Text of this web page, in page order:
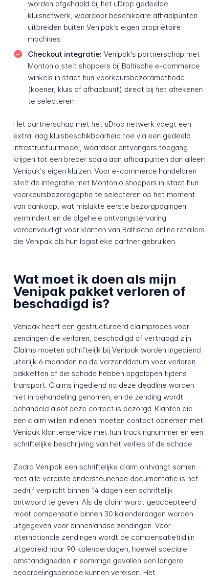
worden afgehaald bij het uDrop gedeelde
kluisnetwerk, waardoor beschikbare afhaalpunten
uitbreiden buiten Venipak's eigen propriëtaire
machines
Checkout integratie: Venipak's partnerschap met
Montonio stelt shoppers bij Baltische e-commerce
winkels in staat hun voorkeursbezoramethode
(koerier, kluis of afhaalpunt) direct bij het afrekenen
te selecteren
Het partnerschap met het uDrop netwerk voegt een
extra laag kluisbeschikbaarheid toe via een gedeeld
infrastructuurmodel, waardoor ontvangers toegang
krijgen tot een breder scala aan afhaalpunten dan alleen
Venipak's eigen kluizen. Voor e-commerce handelaren
stelt de integratie met Montonio shoppers in staat hun
voorkeursbezorogoptie te selecteren op het moment
van aankoop, wat mislukte eerste bezorgpogingen
vermindert en de algehele ontvangstervaring
vereenvoudigt voor klanten van Baltische online retailers
die Venipak als hun logistieke partner gebruiken.
Wat moet ik doen als mijn
Venipak pakket verloren of
beschadigd is?
Venipak heeft een gestructureerd claimproces voor
zendingen die verloren, beschadigd of vertraagd zijn.
Claims moeten schriftelijk bij Venipak worden ingediend
uiterlijk 6 maanden na de verzenddatum voor verloren
pakketten of die schade hebben opgelopen tijdens
transport. Claims ingediend na deze deadline worden
niet in behandeling genomen, en de zending wordt
behandeld alsof deze correct is bezorgd. Klanten die
een claim willen indienen moeten contact opnemen met
Venipak klantenservice met hun trackingnummer en een
schriftelijke beschrijving van het verlies of de schade.
Zodra Venipak een schriftelijke claim ontvangt samen
met alle vereiste ondersteunende documentatie is het
bedrijf verplicht binnen 14 dagen een schriftelijk
antwoord te geven. Als de claim wordt geaccepteerd
moet compensatie binnen 30 kalenderdagen worden
uitgegeven voor binnenlandse zendingen. Voor
internationale zendingen wordt de compensatietijdlijn
uitgebreid naar 90 kalenderdagen, hoewel speciale
omstandigheden in sommige gevallen een langere
beoordelingsperiode kunnen vereisen. Het